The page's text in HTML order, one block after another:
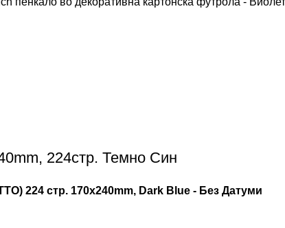
224стр. Темно Син
224 стр. 170x240mm, Dark Blue - Без Датуми